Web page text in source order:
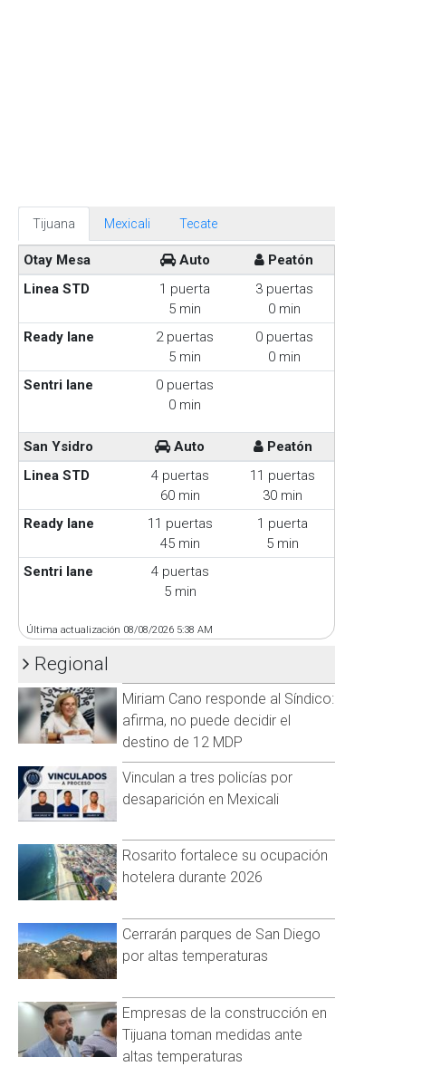
Tijuana Mexicali Tecate
Otay Mesa Auto
Peatón
Linea STD
1 puerta
5 min
3 puertas
0 min
Ready lane
2 puertas
5 min
0 puertas
0 min
Sentri lane
0 puertas
0 min
San Ysidro Auto
Peatón
Linea STD
4 puertas
60 min
11 puertas
30 min
Ready lane
11 puertas
45 min
1 puerta
5 min
Sentri lane
4 puertas
5 min
Última actualización 08/08/2026 5:38 AM
Regional
Miriam Cano responde al Síndico:
afirma, no puede decidir el
destino de 12 MDP
Vinculan a tres policías por
desaparición en Mexicali
Rosarito fortalece su ocupación
hotelera durante 2026
Cerrarán parques de San Diego
por altas temperaturas
Empresas de la construcción en
Tijuana toman medidas ante
altas temperaturas